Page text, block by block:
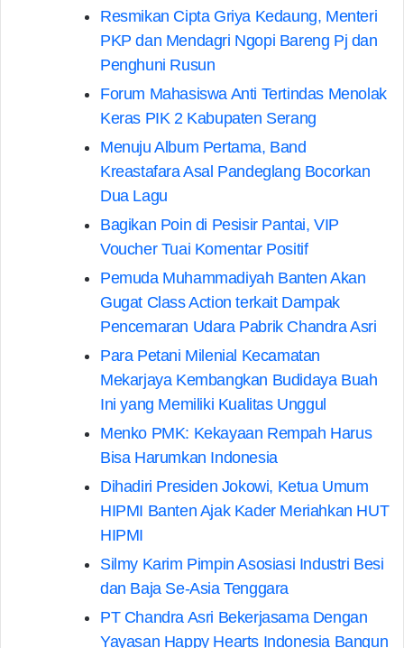
Resmikan Cipta Griya Kedaung, Menteri
PKP dan Mendagri Ngopi Bareng Pj dan
Penghuni Rusun
Forum Mahasiswa Anti Tertindas Menolak
Keras PIK 2 Kabupaten Serang
Menuju Album Pertama, Band
Kreastafara Asal Pandeglang Bocorkan
Dua Lagu
Bagikan Poin di Pesisir Pantai, VIP
Voucher Tuai Komentar Positif
Pemuda Muhammadiyah Banten Akan
Gugat Class Action terkait Dampak
Pencemaran Udara Pabrik Chandra Asri
Para Petani Milenial Kecamatan
Mekarjaya Kembangkan Budidaya Buah
Ini yang Memiliki Kualitas Unggul
Menko PMK: Kekayaan Rempah Harus
Bisa Harumkan Indonesia
Dihadiri Presiden Jokowi, Ketua Umum
HIPMI Banten Ajak Kader Meriahkan HUT
HIPMI
Silmy Karim Pimpin Asosiasi Industri Besi
dan Baja Se-Asia Tenggara
PT Chandra Asri Bekerjasama Dengan
Yayasan Happy Hearts Indonesia Bangun